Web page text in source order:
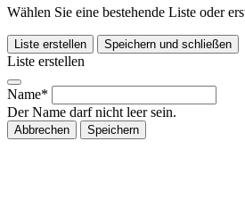
Wählen Sie eine bestehende Liste oder
Liste erstellen Speichern und schließen
Liste erstellen
Name*
Der Name darf nicht leer sein.
Abbrechen Speichern